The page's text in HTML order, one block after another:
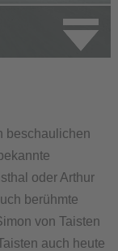
beschaulichen
oder Arthur
berühmte
von Taisten
auch heute